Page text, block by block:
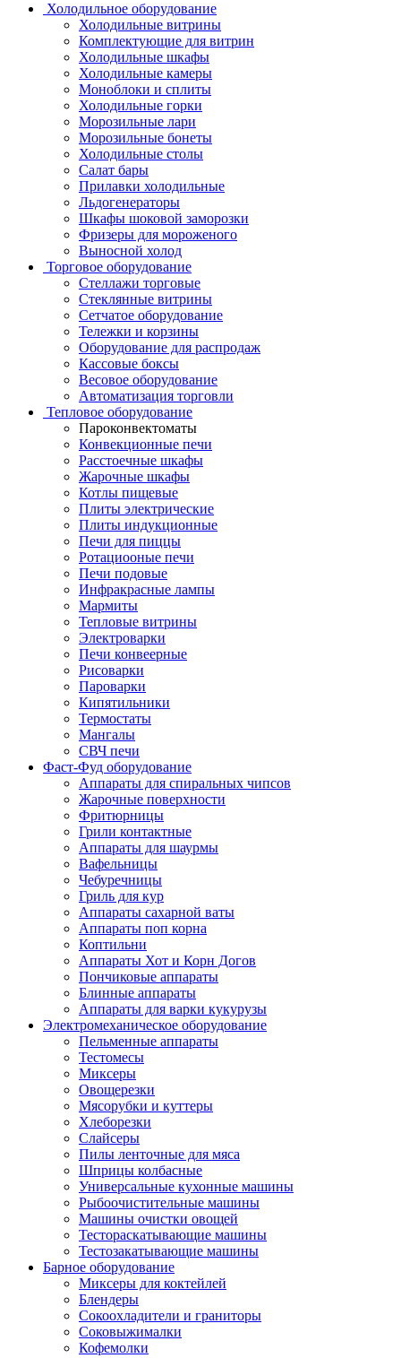
Холодильное оборудование
Холодильные витрины
Комплектующие для витрин
Холодильные шкафы
Холодильные камеры
Моноблоки и сплиты
Холодильные горки
Морозильные лари
Морозильные бонеты
Холодильные столы
Салат бары
Прилавки холодильные
Льдогенераторы
Шкафы шоковой заморозки
Фризеры для мороженого
Выносной холод
Торговое оборудование
Стеллажи торговые
Стеклянные витрины
Сетчатое оборудование
Тележки и корзины
Оборудование для распродаж
Кассовые боксы
Весовое оборудование
Автоматизация торговли
Тепловое оборудование
Пароконвектоматы
Конвекционные печи
Расстоечные шкафы
Жарочные шкафы
Котлы пищевые
Плиты электрические
Плиты индукционные
Печи для пиццы
Ротациооные печи
Печи подовые
Инфракрасные лампы
Мармиты
Тепловые витрины
Электроварки
Печи конвеерные
Рисоварки
Пароварки
Кипятильники
Термостаты
Мангалы
СВЧ печи
Фаст-Фуд оборудование
Аппараты для спиральных чипсов
Жарочные поверхности
Фритюрницы
Грили контактные
Аппараты для шаурмы
Вафельницы
Чебуречницы
Гриль для кур
Аппараты сахарной ваты
Аппараты поп корна
Коптильни
Аппараты Хот и Корн Догов
Пончиковые аппараты
Блинные аппараты
Аппараты для варки кукурузы
Электромеханическое оборудование
Пельменные аппараты
Тестомесы
Миксеры
Овощерезки
Мясорубки и куттеры
Хлеборезки
Слайсеры
Пилы ленточные для мяса
Шприцы колбасные
Универсальные кухонные машины
Рыбоочистительные машины
Машины очистки овощей
Тестораскатывающие машины
Тестозакатывающие машины
Барное оборудование
Миксеры для коктейлей
Блендеры
Сокоохладители и граниторы
Соковыжималки
Кофемолки